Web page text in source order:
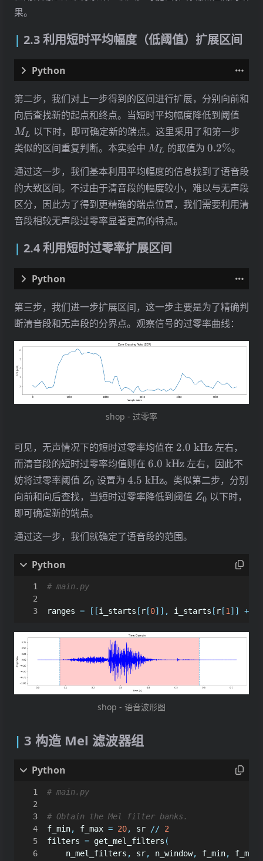
果。
2.3 利用短时平均幅度（低阈值）扩展区间
# Step 2: Expand the ranges by judging
# higher than threshold `amp_th[0]`.
for r in ranges_1:
i_start
, i_stop =
r
i_stop_prev = ranges_2[-1][1] if len(
while i_start > i_stop_prev and avg_amps
i_start -= 1
while
i_stop < len ( i_starts
i_stop
+=
1
if
i_start <= i_stop_prev
ranges_2[- ][1] = i_stop
])
第二步，我们对上一步得到的区间进行扩展，分别向前和
向后查找新的起点和终点。当短时平均幅度降低到阈值
ML 以下时，即可确定新的端点。这里采用了和第一步
类似的区间重复判断。本实验中 M_L
ML 的取值为0.2\%
0.2%。
通过这一步，我们基本利用平均幅度的信息找到了语音段
的大致区间。不过由于清音段的幅度较小，难以与无声段
区分，因此为了得到更精确的端点位置，我们需要利用清
音段相较无声段过零率显著更高的特点。
2.4 利用短时过零率扩展区间
# main.py
# Step 3: Expand the ranges by judging
ranges_3: List[List[int]] = []
for
ranges_2
, i_stop
i_stop_prev
= ranges_3 [ -1 1] if len(
i_start_min
max i_stop_prev r[
i_stop_max
min (len
i_start > i_start_min
while
i_stop < i_stop_max and avg_zcrs
i_stop += 1
ranges_3[ -1][1] =
i_stop
else
ranges_3
第三步，我们进一步扩展区间，这一步主要是为了精确判
断清音段和无声段的分界点。观察信号的过零率曲线：
shop - 过零率
可见，无声情况下的短时过零率均值在 2.0\
\mathrm{kHz}
2.0 kHz左右，
而清音段的短时过零率均值则在 6.0\
\mathrm{kHz}
6.0 kHz左右，因此不
妨将过零率阈值 Z_0
Z0 设置为4.5\
\mathrm{kHz}
4.5 kHz。类似第二步，分别
向前和向后查找，当短时过零率降低到阈值 Z_0
Z0 以下时，
即可确定新的端点。
通过这一步，我们就确定了语音段的范围。
# main.py
ranges = [[i_starts [ r [0]], i_starts [ r [1 ]] +
shop - 语音波形图
3 构造 Mel 滤波器组
# main.py
# Obtain the Mel filter banks.
f_min, f_max = 20, sr // 2
filters = get_mel_filters (
n_mel_filters , sr, n_window, f_min, f_max